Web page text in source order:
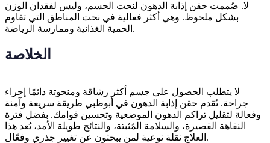
لا. صُممت حقن إذابة الدهون لنحت الجسم، وليس لفقدان الوزن
بشكل ملحوظ. وهي أكثر فعالية في نحت المناطق التي تقاوم
الحمية الغذائية وممارسة الرياضة.
الخلاصة
لا يتطلب الحصول على جسم أكثر رشاقة ومنحوتة دائمًا إجراء
جراحة. تُقدم حقن إذابة الدهون في أبوظبي طريقة سريعة وآمنة
وفعالة لتقليل تراكم الدهون الموضعية وتحسين قوامك. بفضل فترة
النقاهة القصيرة، والسلامة المُثبتة، والنتائج طويلة الأمد، يُعد هذا
العلاج نقلة نوعية لمن يبحثون عن تغيير جذري وفعّال.